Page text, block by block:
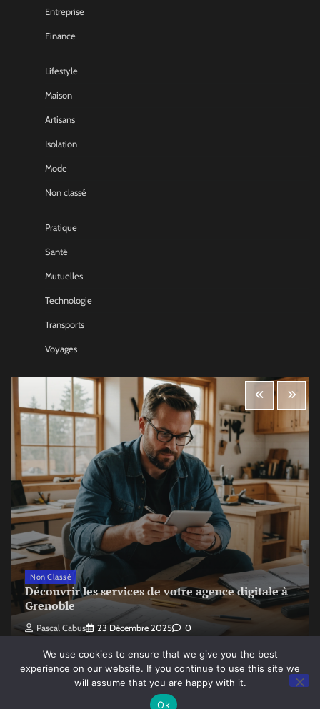
Entreprise
Finance
Lifestyle
Maison
Artisans
Isolation
Mode
Non classé
Pratique
Santé
Mutuelles
Technologie
Transports
Voyages
Non Classé
Découvrir les services de votre agence digitale à
Grenoble
Pascal Cabus 23 Décembre 2025 0
Copyright © 2026Le monde du digital sorti de mon sac à dos
We use cookies to ensure that we give you the best
experience on our website. If you continue to use this site we
will assume that you are happy with it.
Ok